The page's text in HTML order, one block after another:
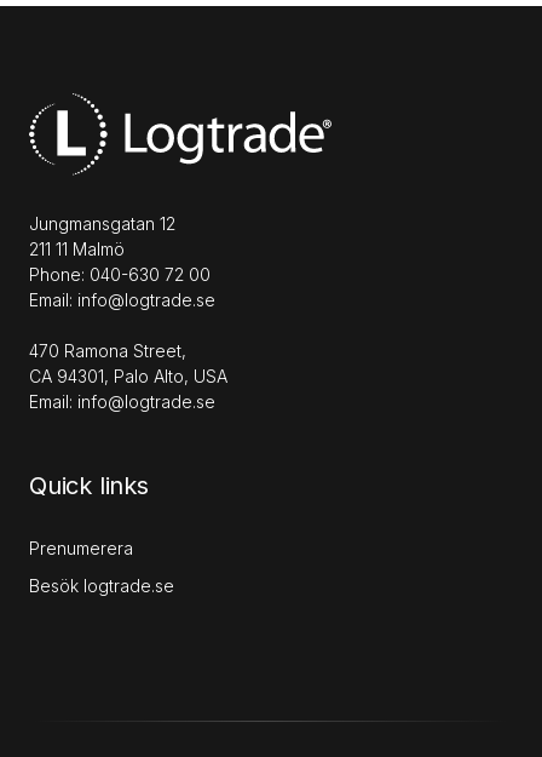
Jungmansgatan 12
211 11 Malmö
Phone: 040-630 72 00
Email: info@logtrade.se
470 Ramona Street,
CA 94301, Palo Alto, USA
Email: info@logtrade.se
Quick links
Prenumerera
Besök logtrade.se